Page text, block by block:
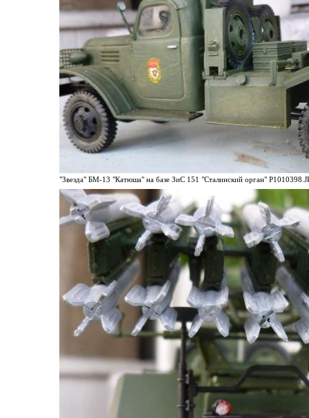
"Звезда" БМ-13 "Катюша" на базе ЗиС 151 "Сталинский орган"